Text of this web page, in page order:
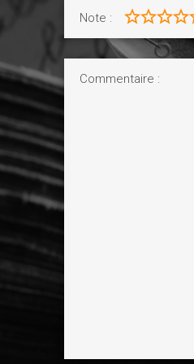
Égyptiens, toujours
tout cas, Khéops, «
décida de suivre
» et initiateur, et
Note :